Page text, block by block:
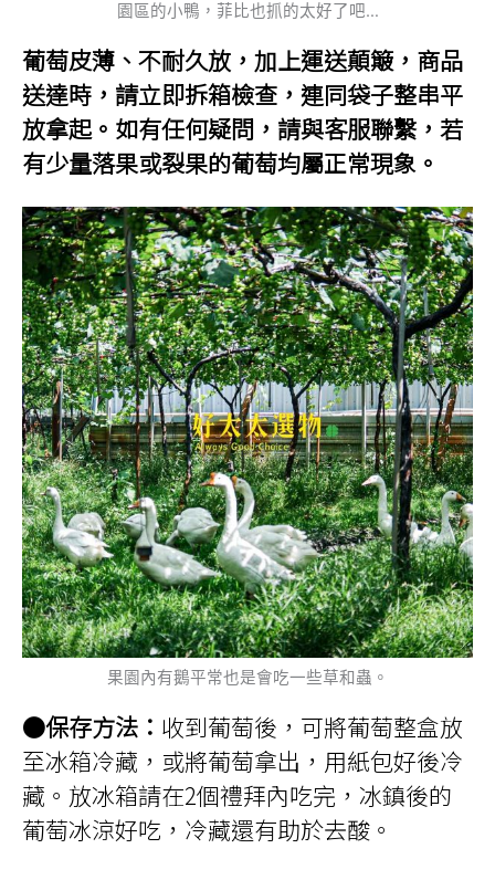
園區的小鴨，菲比也抓的太好了吧…
葡萄皮薄、不耐久放，加上運送顛簸，商品
送達時，請立即拆箱檢查，連同袋子整串平
放拿起。如有任何疑問，請與客服聯繫，若
有少量落果或裂果的葡萄均屬正常現象。
果園內有鵝平常也是會吃一些草和蟲。
●保存方法： 收到葡萄後，可將葡萄整盒放
至冰箱冷藏，或將葡萄拿出，用紙包好後冷
藏。放冰箱請在2個禮拜內吃完，冰鎮後的
葡萄冰涼好吃，冷藏還有助於去酸。